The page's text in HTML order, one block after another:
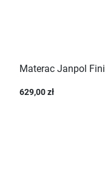
Materac Janpol Fini
629,00 zł